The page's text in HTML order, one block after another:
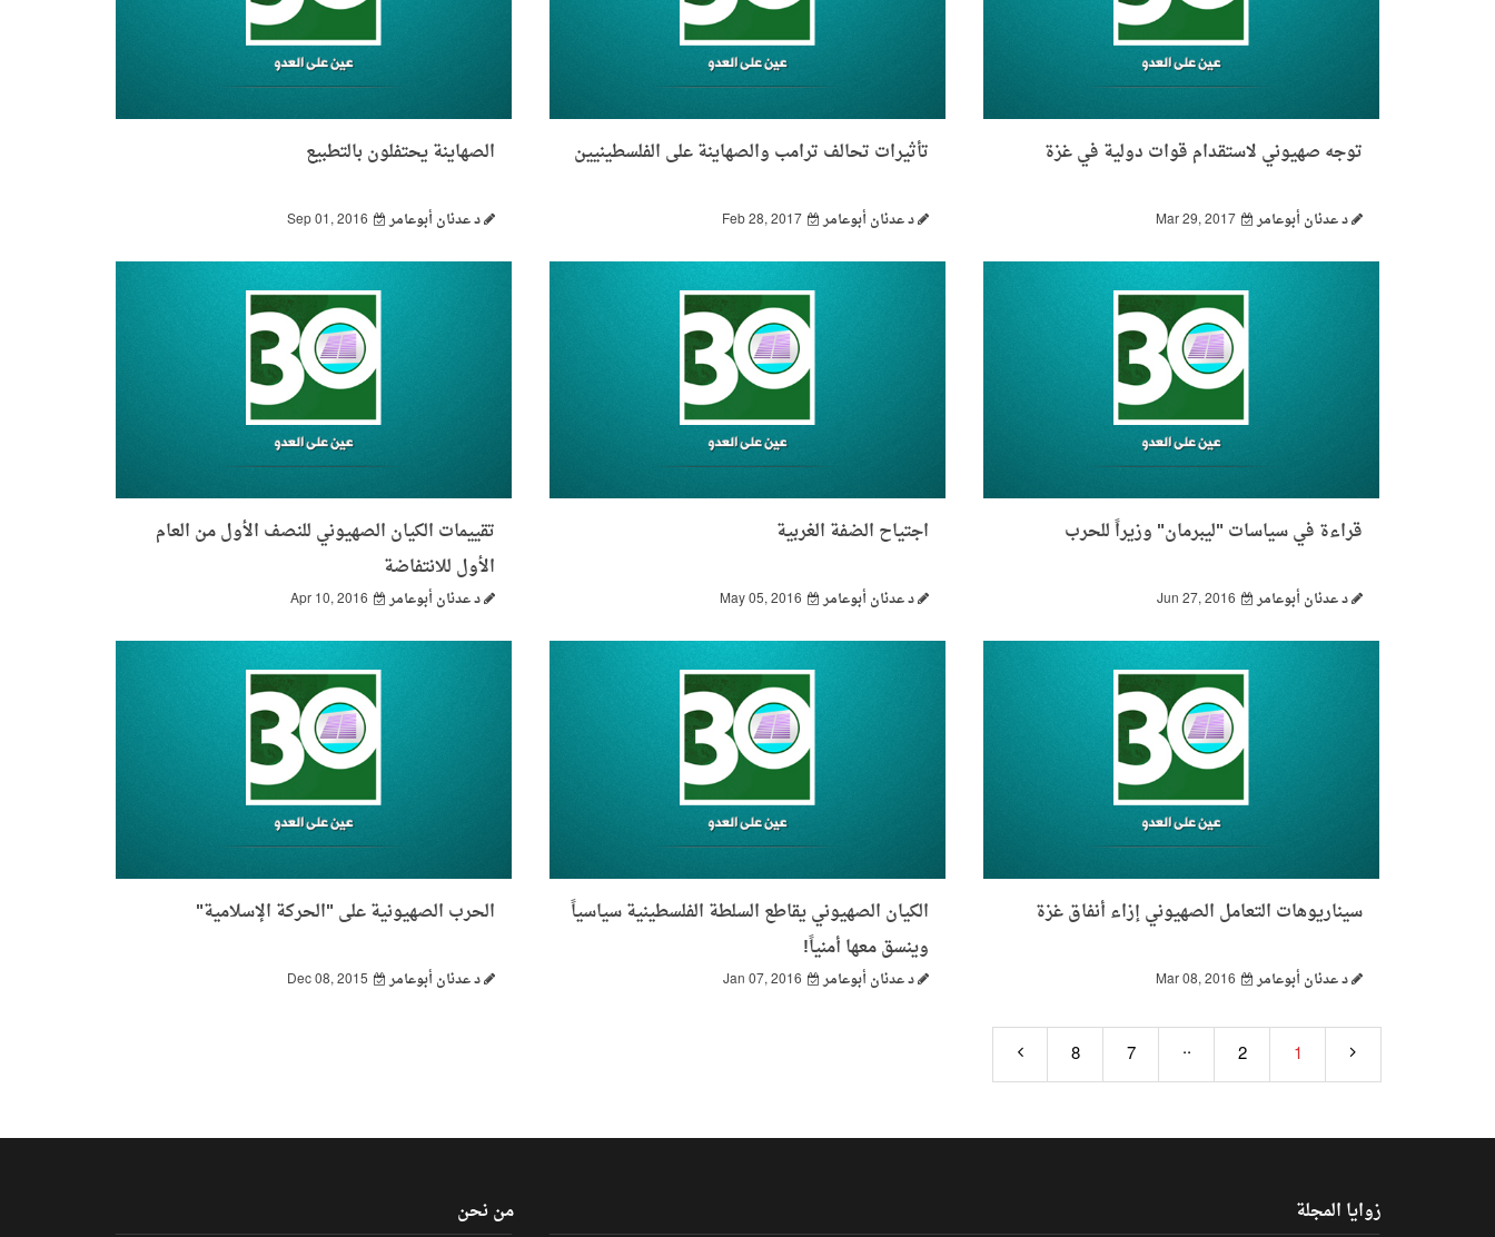
توجه صهيوني لاستقدام قوات دولية في غزة
د عدنان أبوعامر Mar 29, 2017
تأثيرات تحالف ترامب والصهاينة على الفلسطينيين
د عدنان أبوعامر Feb 28, 2017
الصهاينة يحتفلون بالتطبيع
د عدنان أبوعامر Sep 01, 2016
قراءة في سياسات "ليبرمان" وزيراً للحرب
د عدنان أبوعامر Jun 27, 2016
اجتياح الضفة الغربية
د عدنان أبوعامر May 05, 2016
تقييمات الكيان الصهيوني للنصف الأول من العام
الأول للانتفاضة
د عدنان أبوعامر Apr 10, 2016
سيناريوهات التعامل الصهيوني إزاء أنفاق غزة
د عدنان أبوعامر Mar 08, 2016
الكيان الصهيوني يقاطع السلطة الفلسطينية سياسياً
وينسق معها أمنياً!
د عدنان أبوعامر Jan 07, 2016
الحرب الصهيونية على "الحركة الإسلامية"
د عدنان أبوعامر Dec 08, 2015
1
2
..
7
8
زوايا المجلة من نحن